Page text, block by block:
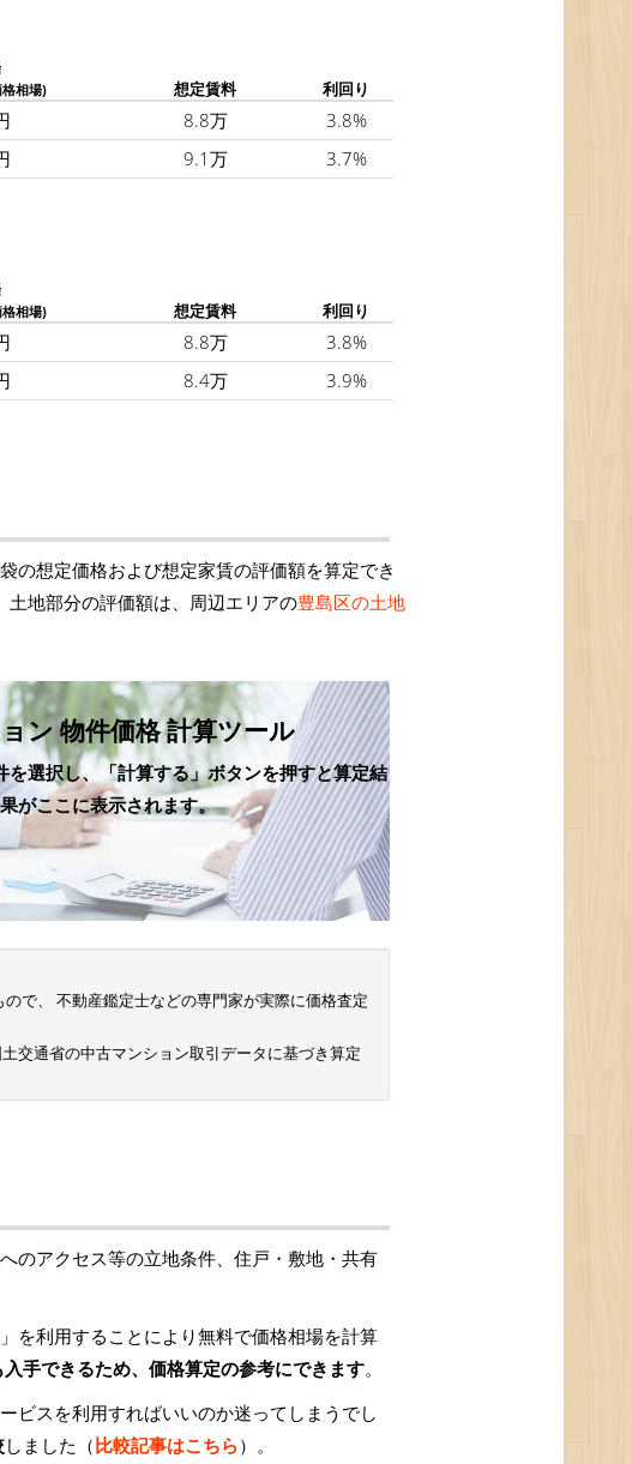
相場) 想定賃料 利回り
8.8万
3.8%
9.1万 3.7%
相場) 想定賃料 利回り
8.8万
3.8%
8.4万 3.9%
の想定価格および想定家賃の評価額を算定でき
地部分の評価額は、周辺エリアの豊島区の土地
ン 物件価格 計算ツール
を選択し、「計算する」ボタンを押すと算定結
果がここに表示されます。
で、 不動産鑑定士などの専門家が実際に価格査定
交通省の中古マンション取引データに基づき算定
のアクセス等の立地条件、住戸・敷地・共有
」を利用することにより無料で価格相場を計算
手できるため、価格算定の参考にできます。
ビスを利用すればいいのか迷ってしまうでし
しました（比較記事はこちら）。